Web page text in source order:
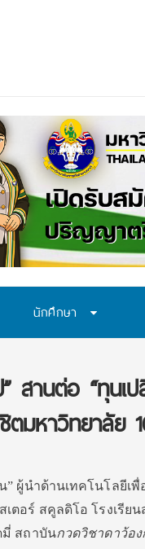
ครสอบคัดเลือก “ทุน พสวท.”
นักศึกษา
” สานต่อ “ทุน
มหาวิทยาลัย
” ผู้นำด้านเทคโนโลยีเ
ตอร์ สคูลดิโอ โรงเรีย
มี่ สถาบันกวดวิชาดาว้อง